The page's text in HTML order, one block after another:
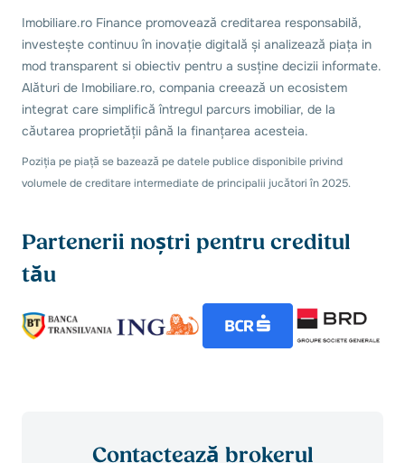
Imobiliare.ro Finance promovează creditarea responsabilă,
investește continuu în inovație digitală și analizează piața in
mod transparent si obiectiv pentru a susține decizii informate.
Alături de Imobiliare.ro, compania creează un ecosistem
integrat care simplifică întregul parcurs imobiliar, de la
căutarea proprietății până la finanțarea acesteia.
Poziția pe piață se bazează pe datele publice disponibile privind
volumele de creditare intermediate de principalii jucători în 2025.
Partenerii noștri pentru creditul
tău
Contactează brokerul